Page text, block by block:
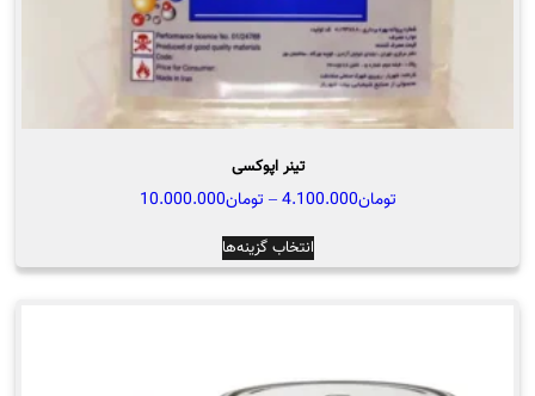
تینر اپوکسی
تومان4.100.000
– تومان10.000.000
تا
انتخاب گزینه‌هااین
محصول